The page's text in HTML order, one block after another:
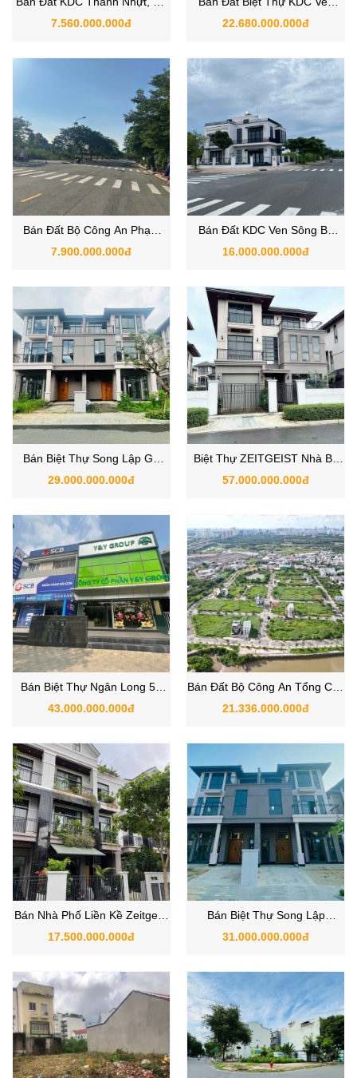
Nhà Bè, TP.HCM
7.560.000.000đ
Sông Bộ Công Anh Tổng Cục
22.680.000.000đ
Bán Đất Bộ Công An Phạm
Hữu Lầu, Xã Nhà Bè, TPHCM
7.900.000.000đ
Bán Đất KDC Ven Sông Bộ
Công An, Phạm Hữu Lầu, Nhà
16.000.000.000đ
Bán Biệt Thự Song Lập GS
Metro City - ZEITGEIST NHÀ
29.000.000.000đ
Biệt Thự ZEITGEIST Nhà Bè
View Sông 300m2 - GS
57.000.000.000đ
Bán Biệt Thự Ngân Long 53
Nguyễn Hữu Thọ, Xã Nhà Bè,
43.000.000.000đ
Bán Đất Bộ Công An Tổng Cục
5 Phạm Hữu Lầu, Xã Nhà Bè,
21.336.000.000đ
Bán Nhà Phố Liền Kề Zeitgeist
Nhà Bè tên cũ GS Metrocity
17.500.000.000đ
Bán Biệt Thự Song Lập
Zeitgeist Nhà Bè
31.000.000.000đ